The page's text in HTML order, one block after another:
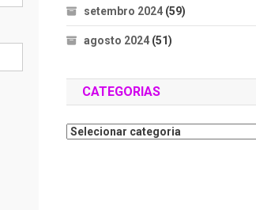
setembro 2024 (59)
agosto 2024 (51)
CATEGORIAS